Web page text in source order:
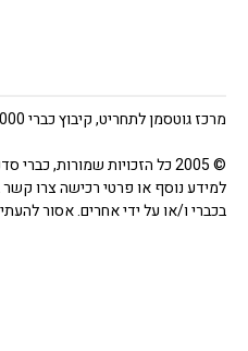
מרכז גוטסמן לתחריט, קיבוץ כברי 2512000 | טלפון/פקס 04-9952713 |
© 2005 כל הזכויות שמורות, כברי סדנה לתחריט.
בכברי ו/או על ידי אחרים. אסור